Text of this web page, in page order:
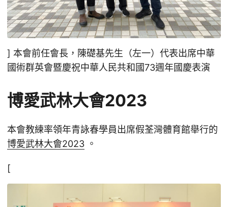
] 本會前任會長，陳礎基先生（左一）代表出席中華
國術群英會暨慶祝中華人民共和國73週年國慶表演
博愛武林大會2023
本會教練率領年青詠春學員出席假荃灣體育館舉行的
博愛武林大會2023 。
[